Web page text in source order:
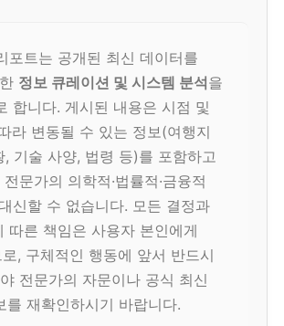
포트는 공개된 최신 데이터를
정보 큐레이션 및 시스템 분석을
합니다. 게시된 내용은 시점 및
라 변동될 수 있는 정보(여행지
, 기술 사양, 법령 등)를 포함하고
문가의 의학적·법률적·금융적
신할 수 없습니다. 모든 결정과
따른 책임은 사용자 본인에게
, 구체적인 행동에 앞서 반드시
전문가의 자문이나 공식 최신
를 재확인하시기 바랍니다.